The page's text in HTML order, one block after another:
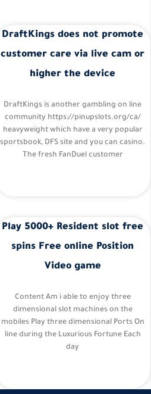
DraftKings does not promote
customer care via live cam or
higher the device
DraftKings is another gambling on line
community https://pinupslots.org/ca/
heavyweight which have a very popular
sportsbook, DFS site and you can casino.
The fresh FanDuel customer
Play 5000+ Resident slot free
spins Free online Position
Video game
Content Am i able to enjoy three
dimensional slot machines on the
mobiles Play three dimensional Ports On
line during the Luxurious Fortune Each
day